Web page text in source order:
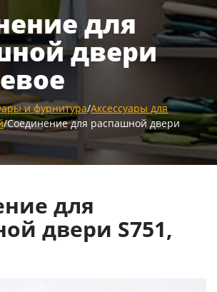
для
двери
и фурнитура/Аксессуары для
/Соединение для распашной двери
для
двери S751,